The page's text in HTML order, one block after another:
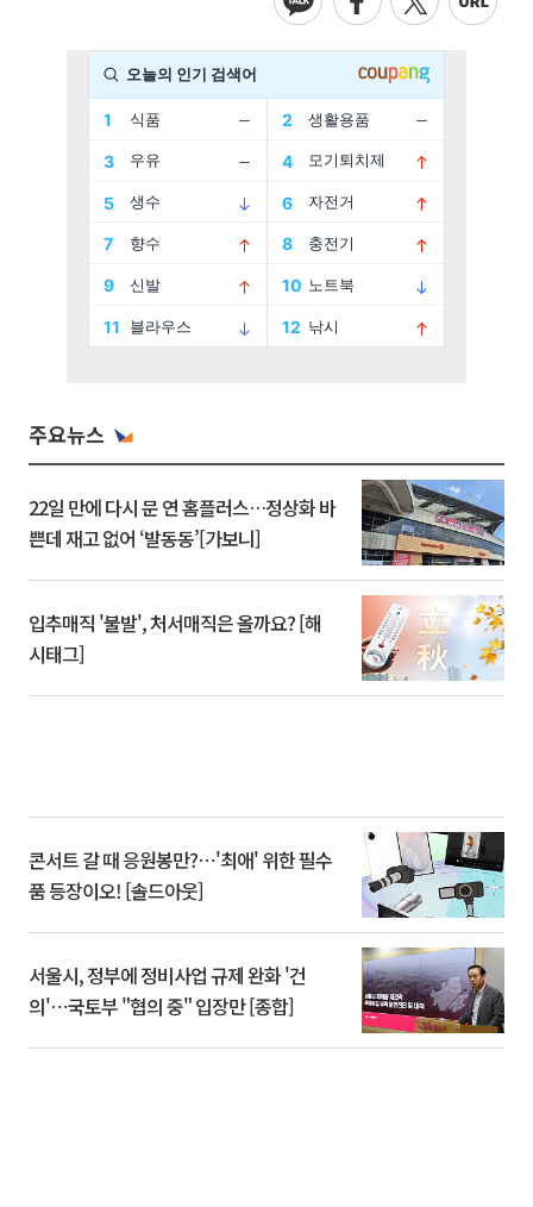
주요뉴스
22일 만에 다시 문 연 홈플러스…정상화 바
쁜데 재고 없어 ‘발동동’[가보니]
입추매직 '불발', 처서매직은 올까요? [해
시태그]
콘서트 갈 때 응원봉만?⋯'최애' 위한 필수
품 등장이오! [솔드아웃]
서울시, 정부에 정비사업 규제 완화 '건
의'⋯국토부 "협의 중" 입장만 [종합]